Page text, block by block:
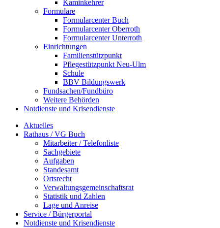
Kaminkehrer
Formulare
Formularcenter Buch
Formularcenter Oberroth
Formularcenter Unterroth
Einrichtungen
Familienstützpunkt
Pflegestützpunkt Neu-Ulm
Schule
BBV Bildungswerk
Fundsachen/Fundbüro
Weitere Behörden
Notdienste und Krisendienste
Aktuelles
Rathaus / VG Buch
Mitarbeiter / Telefonliste
Sachgebiete
Aufgaben
Standesamt
Ortsrecht
Verwaltungsgemeinschaftsrat
Statistik und Zahlen
Lage und Anreise
Service / Bürgerportal
Notdienste und Krisendienste